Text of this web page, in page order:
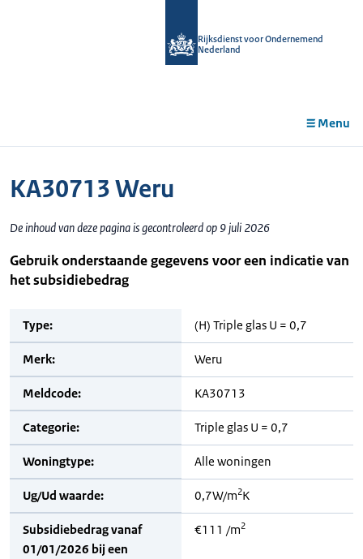
Rijksdienst voor Ondernemend
Nederland
Menu
KA30713 Weru
De inhoud van deze pagina is gecontroleerd op 9 juli 2026
Gebruik onderstaande gegevens voor een indicatie van
het subsidiebedrag
Type: (H) Triple glas U = 0,7
Merk: Weru
Meldcode: KA30713
Categorie: Triple glas U = 0,7
Woningtype: Alle woningen
Ug/Ud waarde: 0,7W/m2K
Subsidiebedrag vanaf
01/01/2026 bij een
€111 /m2